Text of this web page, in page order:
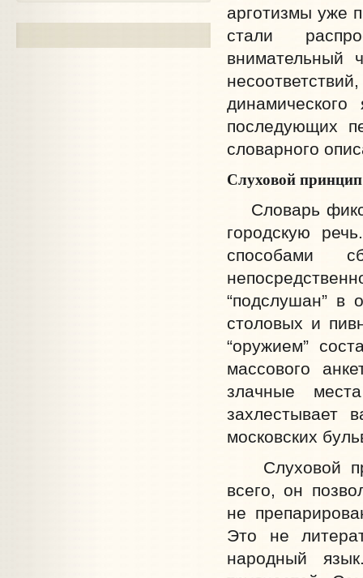
арготизмы уже
стали
внимательный
последующих
словарного
Слуховой
Словарь
городскую
способами
“подслушан” в
столовых и
“оружием”
массового
злачные
захлестывает
московских
Слуховой
всего, он
не
Это не
народный